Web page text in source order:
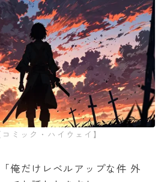
ミック・ハイウェイ】
俺だけレベルアップな件 外